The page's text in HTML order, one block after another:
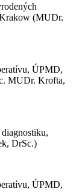
(MUDr.
ÚPMD,
MUDr. Krofta,
DrSc.)
ÚPMD,